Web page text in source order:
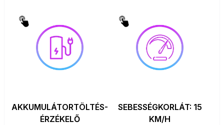
AKKUMULÁTORTÖLTÉS-
ÉRZÉKELŐ
SEBESSÉGKORLÁT: 15
KM/H